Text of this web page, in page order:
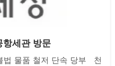
항세관 방문
법 물품 철저 단속 당부 천